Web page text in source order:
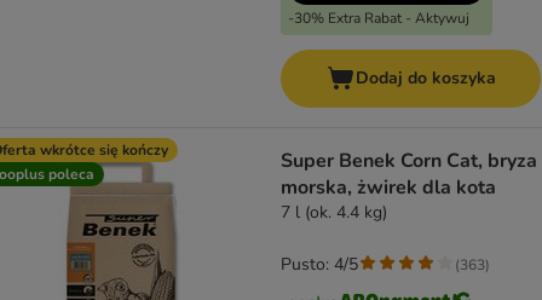
-30% Extra Rabat - Aktywuj
Dodaj do koszyka
wkrótce się kończy
poleca
Super Benek Corn Cat, bryza
morska, żwirek dla kota
7 l (ok. 4.4 kg)
Pusto: 4/5 (363)